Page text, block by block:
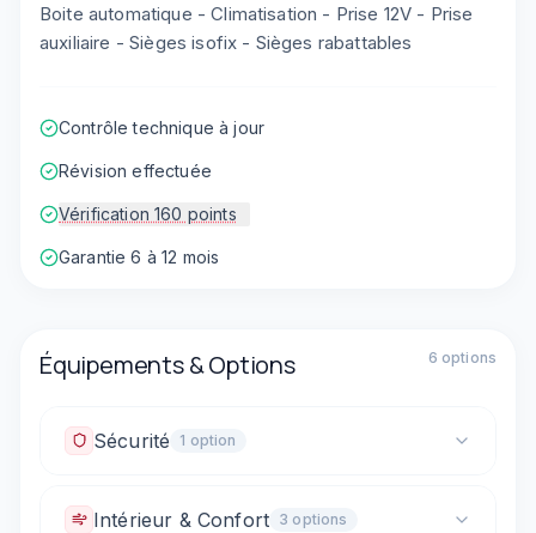
Boite automatique - Climatisation - Prise 12V - Prise
auxiliaire - Sièges isofix - Sièges rabattables
Contrôle technique à jour
Révision effectuée
Vérification 160 points
Garantie 6 à 12 mois
Équipements & Options 6 options
Sécurité 1 option
Fixations ISOFIX
Intérieur & Confort 3 options